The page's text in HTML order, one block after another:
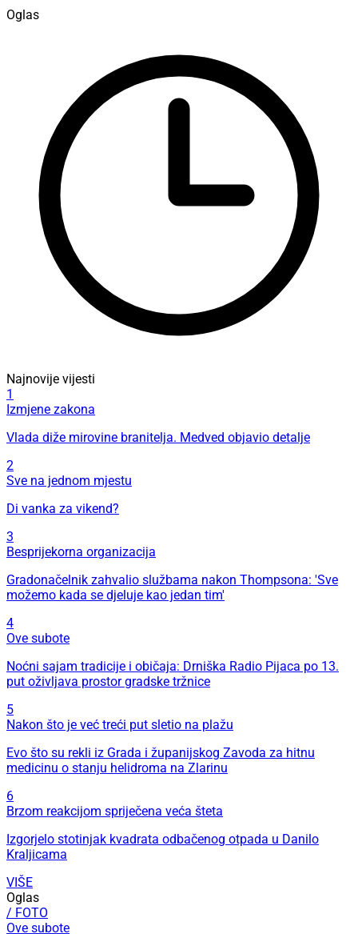
Oglas
Najnovije vijesti
1
Izmjene zakona
Vlada diže mirovine branitelja. Medved objavio detalje
2
Sve na jednom mjestu
Di vanka za vikend?
3
Besprijekorna organizacija
Gradonačelnik zahvalio službama nakon Thompsona: 'Sve
možemo kada se djeluje kao jedan tim'
4
Ove subote
Noćni sajam tradicije i običaja: Drniška Radio Pijaca po 13.
put oživljava prostor gradske tržnice
5
Nakon što je već treći put sletio na plažu
Evo što su rekli iz Grada i županijskog Zavoda za hitnu
medicinu o stanju helidroma na Zlarinu
6
Brzom reakcijom spriječena veća šteta
Izgorjelo stotinjak kvadrata odbačenog otpada u Danilo
Kraljicama
VIŠE
Oglas
/ FOTO
Ove subote